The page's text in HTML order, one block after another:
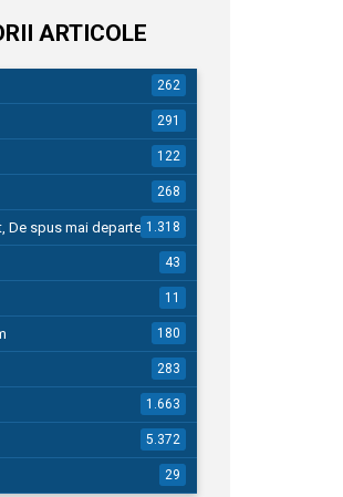
ARTICOLE
262
291
122
268
De spus mai departe…1.318
43
11
180
283
1.663
5.372
29